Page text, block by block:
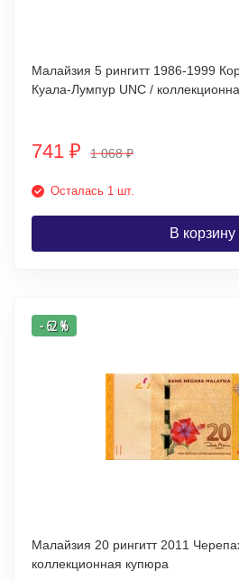
Малайзия 5 рингитт 1986-1999
Куала-Лумпур UNC /
741 ₽ 1 068₽
Осталась 1 шт.
В корзину
- 62 %
Малайзия 20 рингитт 2011 Черепахи
коллекционная купюра